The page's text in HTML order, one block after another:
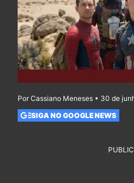
Por Cassiano Meneses • 30 de
SIGA NO GOOGLE NEWS